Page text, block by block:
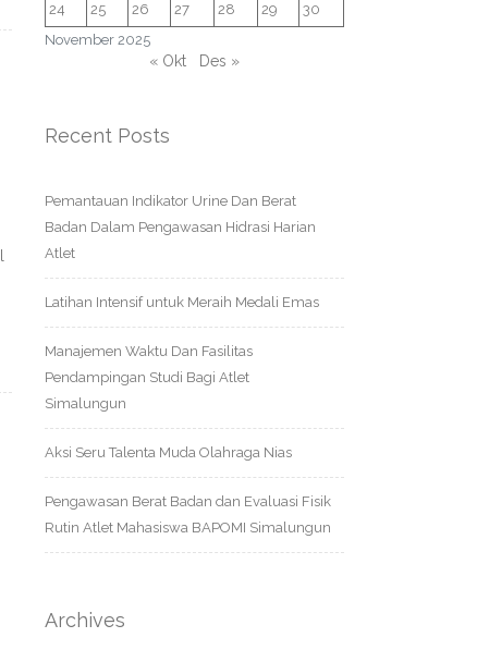
November 2025
24 25 26 27 28 29 30
« Okt Des »
Recent Posts
Pemantauan Indikator Urine Dan Berat
Badan Dalam Pengawasan Hidrasi Harian
Atlet
Latihan Intensif untuk Meraih Medali Emas
Manajemen Waktu Dan Fasilitas
Pendampingan Studi Bagi Atlet
Simalungun
Aksi Seru Talenta Muda Olahraga Nias
Pengawasan Berat Badan dan Evaluasi Fisik
Rutin Atlet Mahasiswa BAPOMI Simalungun
Archives